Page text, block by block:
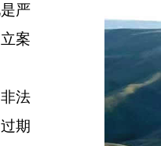
严
立案
非法
过期